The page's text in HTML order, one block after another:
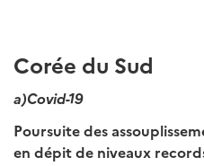
Corée du Sud
a)Covid-19
Poursuite des
en dépit de niveaux